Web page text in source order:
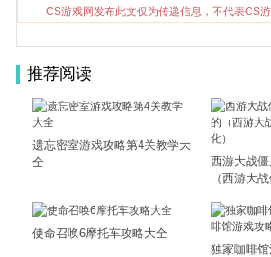
CS游戏网发布此文仅为传递信息，不代表CS游
推荐阅读
遗忘密室游戏攻略第4关教学大
全
西游大战
（西游大
使命召唤6摩托车攻略大全
独家咖啡